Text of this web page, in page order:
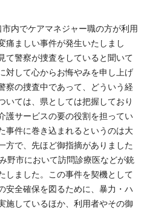
内でケアマネジャー職の方が利用
痛ましい事件が発生いたしまし
て警察が捜査をしていると聞いて
対して心からお悔やみを申し上げ
察の捜査中であって、どういう経
いては、県としては把握しており
護サービスの要の役割を担ってい
事件に巻き込まれるというのは大
方で、先ほど御指摘がありました
野市において訪問診療医などが銃
しました。この事件を契機として
安全確保を図るために、暴力・ハ
施しているほか、利用者やその御